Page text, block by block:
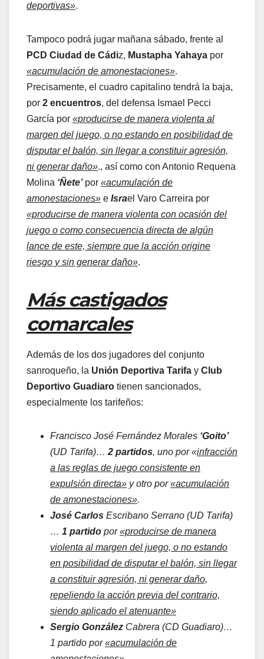
deportivas».
Tampoco podrá jugar mañana sábado, frente al
PCD Ciudad de Cádiz, Mustapha Yahaya por
«acumulación de amonestaciones».
Precisamente, el cuadro capitalino tendrá la baja,
por 2 encuentros, del defensa Ismael Pecci
García por «producirse de manera violenta al
margen del juego, o no estando en posibilidad de
disputar el balón, sin llegar a constituir agresión,
ni generar daño»., así como con Antonio Requena
Molina ‘Ñete’por «acumulación de
amonestaciones» e Israel Varo Carreira por
«producirse de manera violenta con ocasión del
juego o como consecuencia directa de algún
lance de este, siempre que la acción origine
riesgo y sin generar daño».
Más castigados
comarcales
Además de los dos jugadores del conjunto
sanroqueño, la Unión Deportiva Tarifa y Club
Deportivo Guadiaro tienen sancionados,
especialmente los tarifeños:
Francisco José Fernández Morales ‘Goito’
(UD Tarifa)… 2 partidos, uno por «infracción
a las reglas de juego consistente en
expulsión directa» y otro por«acumulación
de amonestaciones».
José Carlos Escribano Serrano (UD Tarifa)
… 1 partido por«producirse de manera
violenta al margen del juego, o no estando
en posibilidad de disputar el balón, sin llegar
a constituir agresión, ni generar daño,
repeliendo la acción previa del contrario,
siendo aplicado el atenuante»
Sergio González Cabrera (CD Guadiaro)…
1 partido por«acumulación de